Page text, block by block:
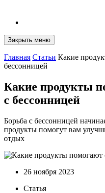
Закрыть меню
Главная Статьи Какие
бессонницей
Какие продукты
с бессонницей
Борьба с бессонницей
продукты помогут вам
отдых
26 ноября 2023
Статья